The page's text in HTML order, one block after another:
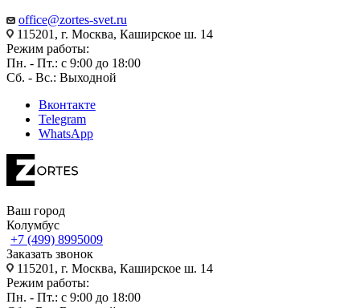
office@zortes-svet.ru
115201, г. Москва, Каширское ш. 14
Режим работы:
Пн. - Пт.: с 9:00 до 18:00
Сб. - Вс.: Выходной
Вконтакте
Telegram
WhatsApp
Ваш город
Колумбус
+7 (499) 8995009
Заказать звонок
115201, г. Москва, Каширское ш. 14
Режим работы:
Пн. - Пт.: с 9:00 до 18:00